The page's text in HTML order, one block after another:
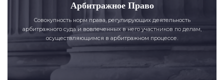
Арбитражное Право
Совокупность норм права, регулирующих деятельность
арбитражного суда и вовлеченных в него участников по делам,
осуществляющимся в арбитражном процессе.